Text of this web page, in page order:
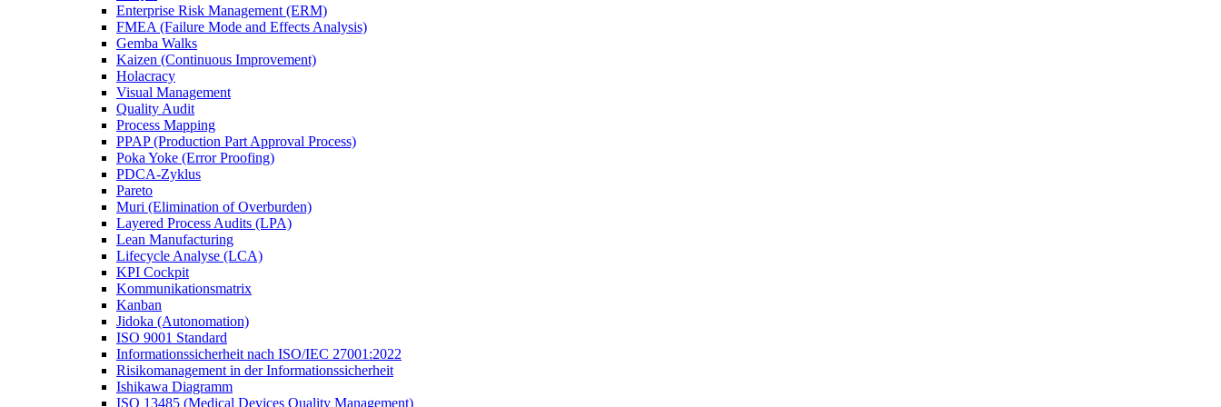
Enterprise Risk Management (ERM)
FMEA (Failure Mode and Effects Analysis)
Gemba Walks
Kaizen (Continuous Improvement)
Holacracy
Visual Management
Quality Audit
Process Mapping
PPAP (Production Part Approval Process)
Poka Yoke (Error Proofing)
PDCA-Zyklus
Pareto
Muri (Elimination of Overburden)
Layered Process Audits (LPA)
Lean Manufacturing
Lifecycle Analyse (LCA)
KPI Cockpit
Kommunikationsmatrix
Kanban
Jidoka (Autonomation)
ISO 9001 Standard
Informationssicherheit nach ISO/IEC 27001:2022
Risikomanagement in der Informationssicherheit
Ishikawa Diagramm
ISO 13485 (Medical Devices Quality Management)